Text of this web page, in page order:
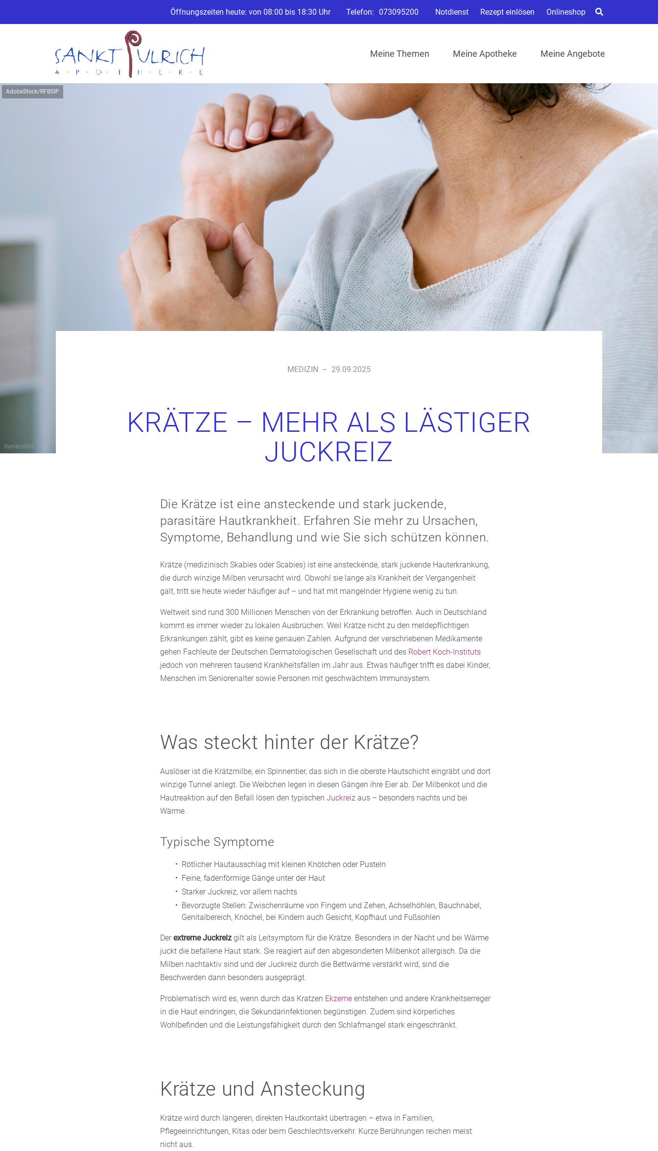
Öffnungszeiten heute: von 08:00 bis 18:30 Uhr Telefon: 073095200 Notdienst Rezept einlösen Onlineshop
Meine Themen Meine Apotheke Meine Angebote
AdobeStock/RFBSIP
Symbolbild
MEDIZIN – 29.09.2025
KRÄTZE – MEHR ALS LÄSTIGER
JUCKREIZ
Die Krätze ist eine ansteckende und stark juckende,
parasitäre Hautkrankheit. Erfahren Sie mehr zu Ursachen,
Symptome, Behandlung und wie Sie sich schützen können.
Krätze (medizinisch Skabies oder Scabies) ist eine ansteckende, stark juckende Hauterkrankung,
die durch winzige Milben verursacht wird. Obwohl sie lange als Krankheit der Vergangenheit
galt, tritt sie heute wieder häufiger auf – und hat mit mangelnder Hygiene wenig zu tun.
Weltweit sind rund 300 Millionen Menschen von der Erkrankung betroffen. Auch in Deutschland
kommt es immer wieder zu lokalen Ausbrüchen. Weil Krätze nicht zu den meldepflichtigen
Erkrankungen zählt, gibt es keine genauen Zahlen. Aufgrund der verschriebenen Medikamente
gehen Fachleute der Deutschen Dermatologischen Gesellschaft und des Robert Koch-Instituts
jedoch von mehreren tausend Krankheitsfällen im Jahr aus. Etwas häufiger trifft es dabei Kinder,
Menschen im Seniorenalter sowie Personen mit geschwächtem Immunsystem.
Was steckt hinter der Krätze?
Auslöser ist die Krätzmilbe, ein Spinnentier, das sich in die oberste Hautschicht eingräbt und dort
winzige Tunnel anlegt. Die Weibchen legen in diesen Gängen ihre Eier ab. Der Milbenkot und die
Hautreaktion auf den Befall lösen den typischen Juckreizaus – besonders nachts und bei
Wärme.
Typische Symptome
Rötlicher Hautausschlag mit kleinen Knötchen oder Pusteln
Feine, fadenförmige Gänge unter der Haut
Starker Juckreiz, vor allem nachts
Bevorzugte Stellen: Zwischenräume von Fingern und Zehen, Achselhöhlen, Bauchnabel,
Genitalbereich, Knöchel, bei Kindern auch Gesicht, Kopfhaut und Fußsohlen
Der extreme Juckreizgilt als Leitsymptom für die Krätze. Besonders in der Nacht und bei Wärme
juckt die befallene Haut stark. Sie reagiert auf den abgesonderten Milbenkot allergisch. Da die
Milben nachtaktiv sind und der Juckreiz durch die Bettwärme verstärkt wird, sind die
Beschwerden dann besonders ausgeprägt.
Problematisch wird es, wenn durch das Kratzen Ekzemeentstehen und andere Krankheitserreger
in die Haut eindringen, die Sekundärinfektionen begünstigen. Zudem sind körperliches
Wohlbefinden und die Leistungsfähigkeit durch den Schlafmangel stark eingeschränkt.
Krätze und Ansteckung
Krätze wird durch längeren, direkten Hautkontakt übertragen – etwa in Familien,
Pflegeeinrichtungen, Kitas oder beim Geschlechtsverkehr. Kurze Berührungen reichen meist
nicht aus.